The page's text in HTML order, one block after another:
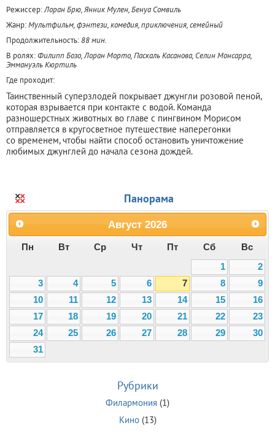
Режиссер:Лоран Брю, Янник Мулен, Бенуа Сомвиль
Жанр:Мультфильм, фэнтези, комедия, приключения, семейный
Продолжительность:88 мин.
В ролях:Филипп Бозо, Лоран Морто, Паскаль Касанова, Селин Монсарра,
Эммануэль Кюртиль
Где проходит:
Таинственный суперзлодей покрывает джунгли розовой пеной,
которая взрывается при контакте с водой. Команда
разношерстных животных во главе с пингвином Морисом
отправляется в кругосветное путешествие наперегонки
со временем, чтобы найти способ остановить уничтожение
любимых джунглей до начала сезона дождей.
Панорама
Август 2026
Пн Вт Ср Чт Пт Сб
Вс
1
2
3
4 5 6 7 8
9
10
11 12 13 14 15
16
17
18 19 20 21 22
23
24
25 26 27 28 29
30
31
Рубрики
Филармония (1)
Кино(13)